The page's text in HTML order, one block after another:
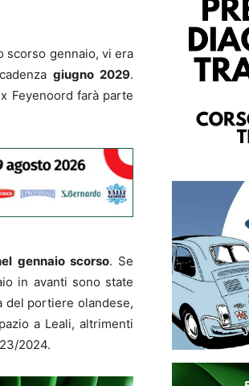
scorso gennaio, vi era
giugno 2029.
Feyenoord farà parte
gennaio scorso. Se
in avanti sono state
del portiere olandese,
a Leali, altrimenti
2024.